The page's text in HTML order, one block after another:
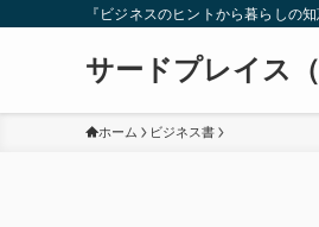
『ビジネスのヒントから暮らしの
サードプレイス（
ホーム ビジネス書